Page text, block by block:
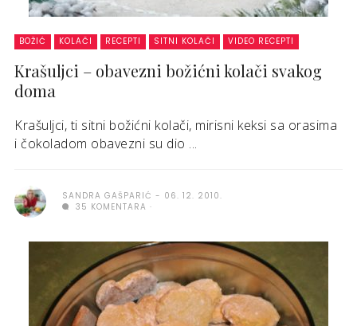
BOŽIĆ KOLAČI RECEPTI SITNI KOLAČI VIDEO RECEPTI
Krašuljci – obavezni božićni kolači svakog
doma
Krašuljci, ti sitni božićni kolači, mirisni keksi sa orasima
i čokoladom obavezni su dio ...
SANDRA GAŠPARIĆ
06. 12. 2010.
35 KOMENTARA